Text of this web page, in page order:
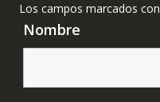
Los campos marcados con
Nombre